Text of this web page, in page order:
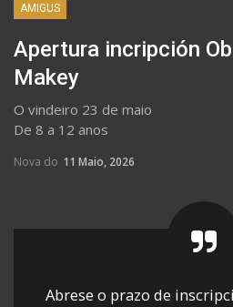
AMIGUS
Apertura incripción
Makey
O vindeiro 23 de maio
De 8 a 12 anos
Nova do 11 Maio, 2026
Abrese o prazo de